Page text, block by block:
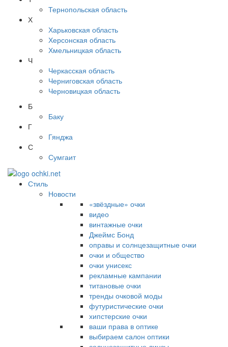
Тернопольская область
Х
Харьковская область
Херсонская область
Хмельницкая область
Ч
Черкасская область
Черниговская область
Черновицкая область
Б
Баку
Г
Гянджа
С
Сумгаит
Стиль
Новости
«звёздные» очки
видео
винтажные очки
Джеймс Бонд
оправы и солнцезащитные очки
очки и общество
очки унисекс
рекламные кампании
титановые очки
тренды очковой моды
футуристические очки
хипстерские очки
ваши права в оптике
выбираем салон оптики